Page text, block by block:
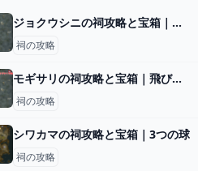
ジョクウシニの祠攻略と宝箱｜一身の戦い 通電
祠の攻略
モギサリの祠攻略と宝箱｜飛び出す勇気
祠の攻略
シワカマの祠攻略と宝箱｜3つの球
祠の攻略